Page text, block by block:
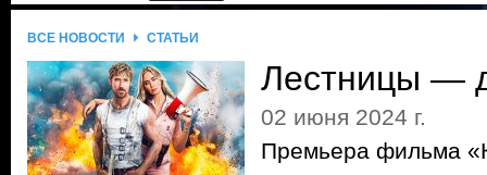
ВСЕ НОВОСТИ СТАТЬИ
Лестницы —
02 июня 2024 г.
Премьера фильма